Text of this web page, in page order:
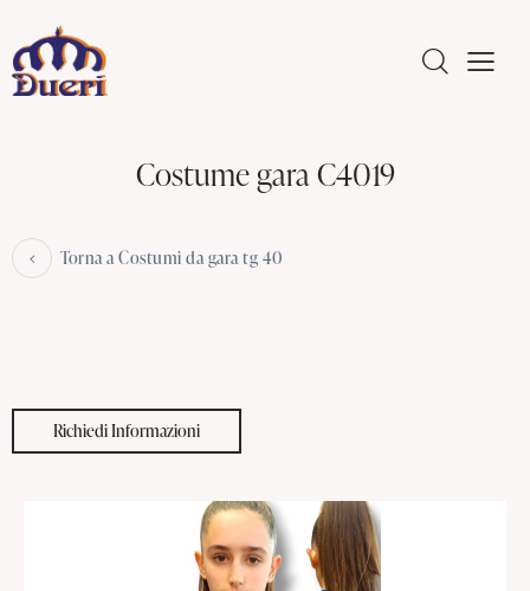
Costume gara C4019
Torna a Costumi da gara tg 40
Richiedi Informazioni